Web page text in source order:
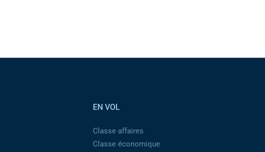
EN VOL
Classe affaires
Classe économique